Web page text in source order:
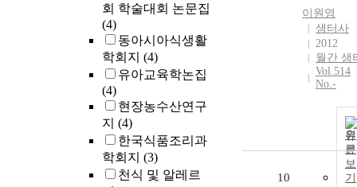
회 학술대회 논문집
(4)
동아시아식생활
학회지 (4)
유아교육학논집
(4)
현장농수산연구
지 (4)
한국식품조리과
학회지 (3)
천식 및 알레르
이원영
샘터사
2012
월간 샘
Vol.514
No.-
원
문
보
기
10